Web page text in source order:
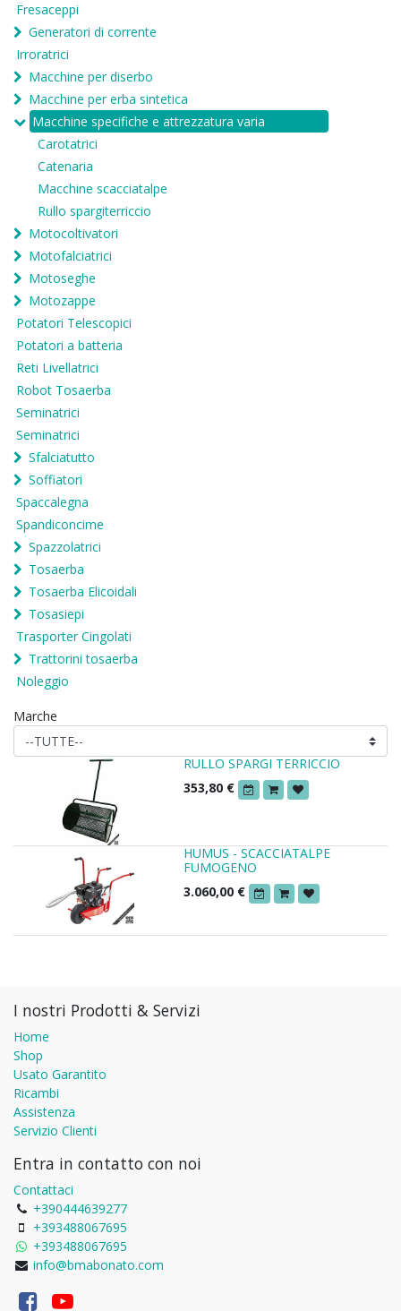
Fresaceppi
Generatori di corrente
Irroratrici
Macchine per diserbo
Macchine per erba sintetica
Macchine specifiche e attrezzatura varia
Carotatrici
Catenaria
Macchine scacciatalpe
Rullo spargiterriccio
Motocoltivatori
Motofalciatrici
Motoseghe
Motozappe
Potatori Telescopici
Potatori a batteria
Reti Livellatrici
Robot Tosaerba
Seminatrici
Seminatrici
Sfalciatutto
Soffiatori
Spaccalegna
Spandiconcime
Spazzolatrici
Tosaerba
Tosaerba Elicoidali
Tosasiepi
Trasporter Cingolati
Trattorini tosaerba
Noleggio
Marche
RULLO SPARGI TERRICCIO
353,80 €
HUMUS - SCACCIATALPE
FUMOGENO
3.060,00 €
I nostri Prodotti & Servizi
Home
Shop
Usato Garantito
Ricambi
Assistenza
Servizio Clienti
Entra in contatto con noi
Contattaci
+390444639277
+393488067695
+393488067695
info@bmabonato.com